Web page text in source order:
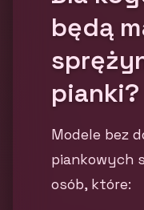
będą
pianki?
Modele bez
piankowych
osób, które: